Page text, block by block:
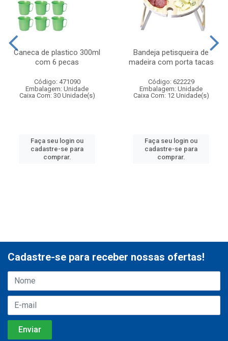
Caneca de plastico 300ml
com 6 pecas
Código: 471090
Embalagem: Unidade
Caixa Com: 30 Unidade(s)
Faça seu login ou
cadastre-se para
comprar.
Bandeja petisqueira de
madeira com porta tacas
Código: 622229
Embalagem: Unidade
Caixa Com: 12 Unidade(s)
Faça seu login ou
cadastre-se para
comprar.
Cadastre-se para receber nossas ofertas!